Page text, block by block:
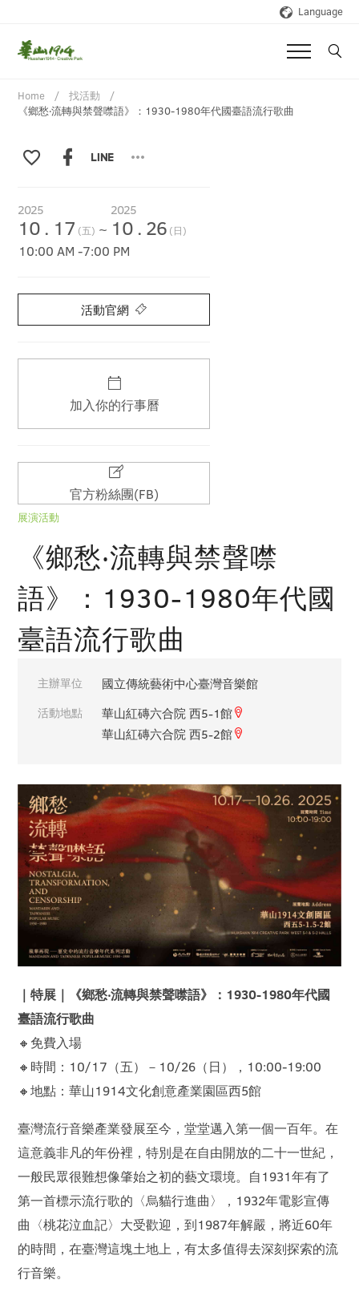
Language
Home
找活動
《鄉愁‧流轉與禁聲噤語》：1930-1980年代國臺語流行歌曲
2025
10 . 17 (五) ~
2025
10 . 26 (日)
10:00 AM-7:00 PM
加入你的行事曆
官方粉絲團(FB)
展演活動
《鄉愁‧流轉與禁聲噤
語》：1930-1980年代國
臺語流行歌曲
主辦單位 國立傳統藝術中心臺灣音樂館
活動地點
華山紅磚六合院 西5-1館
華山紅磚六合院 西5-2館
｜特展｜《鄉愁‧流轉與禁聲噤語》：1930-1980年代國
臺語流行歌曲
🔸免費入場
🔸時間：10/17（五）－10/26（日），10:00-19:00
🔸地點：華山1914文化創意產業園區西5館
臺灣流行音樂產業發展至今，堂堂邁入第一個一百年。在
這意義非凡的年份裡，特別是在自由開放的二十一世紀，
一般民眾很難想像肇始之初的藝文環境。自1931年有了
第一首標示流行歌的〈烏貓行進曲〉，1932年電影宣傳
曲〈桃花泣血記〉大受歡迎，到1987年解嚴，將近60年
的時間，在臺灣這塊土地上，有太多值得去深刻探索的流
行音樂。